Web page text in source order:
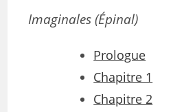
Imaginales(Épinal)
Prologue
Chapitre 1
Chapitre 2